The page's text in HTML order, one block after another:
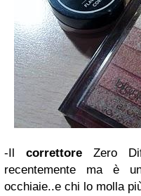
-Il correttoreZero
recentemente ma è
occhiaie..e chi lo molla